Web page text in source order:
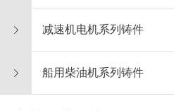
减速机电机系列铸件
船用柴油机系列铸件